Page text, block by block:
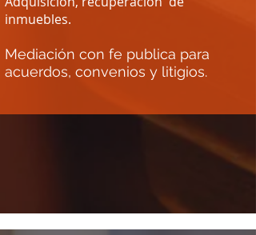
inmuebles.
Mediación con fe publica para
acuerdos, convenios y litigios.